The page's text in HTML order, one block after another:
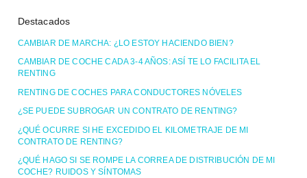
Destacados
CAMBIAR DE MARCHA: ¿LO ESTOY HACIENDO BIEN?
CAMBIAR DE COCHE CADA 3-4 AÑOS: ASÍ TE LO FACILITA EL
RENTING
RENTING DE COCHES PARA CONDUCTORES NÓVELES
¿SE PUEDE SUBROGAR UN CONTRATO DE RENTING?
¿QUÉ OCURRE SI HE EXCEDIDO EL KILOMETRAJE DE MI
CONTRATO DE RENTING?
¿QUÉ HAGO SI SE ROMPE LA CORREA DE DISTRIBUCIÓN DE MI
COCHE? RUIDOS Y SÍNTOMAS